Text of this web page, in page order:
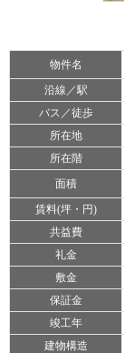
物件名
沿線／駅
バス／徒歩
所在地
所在階
面積
賃料(坪・円)
共益費
礼金
敷金
保証金
竣工年
建物構造